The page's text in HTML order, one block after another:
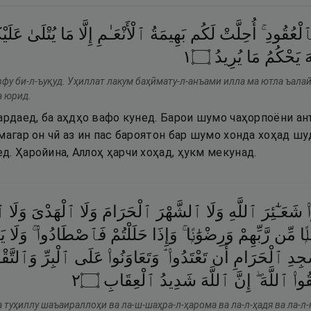
أُحِلَّتْ لَكُم بَهِيمَةُ ٱلْأَنْعَـٰمِ إِلَّا مَا يُتْلَىٰ
يَحْكُمُ مَا يُرِيدُ ۝١
би-л-ъуқуд. Уҳиллат лакум баҳӣмату-л-анъами илла ма ютла
юрид.
ба аҳдҳо вафо кунед. Барои шумо чаҳорпоёни
он чӣ аз ин пас бароятон бар шумо хонда хоҳад
Ҳаройина, Аллоҳ ҳарчи хоҳад, ҳукм мекунад.
شَعَـٰٓئِرَ ٱللَّهِ وَلَا ٱلشَّهْرَ ٱلْحَرَامَ وَلَا ٱلْهَدْىَ وَلَا
مِّن رَّبِّهِمْ وَرِضْوَٰنًۭا ۚ وَإِذَا حَلَلْتُمْ فَٱصْطَادُوا۟ ۚ وَلَا
ٱلْحَرَامِ أَن تَعْتَدُوا۟ ۘ وَتَعَاوَنُوا۟ عَلَى ٱلْبِرِّ
ٱللَّهَ ۖ إِنَّ ٱللَّهَ شَدِيدُ ٱلْعِقَابِ ۝٢
шаъаираллоҳи ва ла-ш-шаҳра-л-ҳарома ва ла-л-ҳадя ва ла-